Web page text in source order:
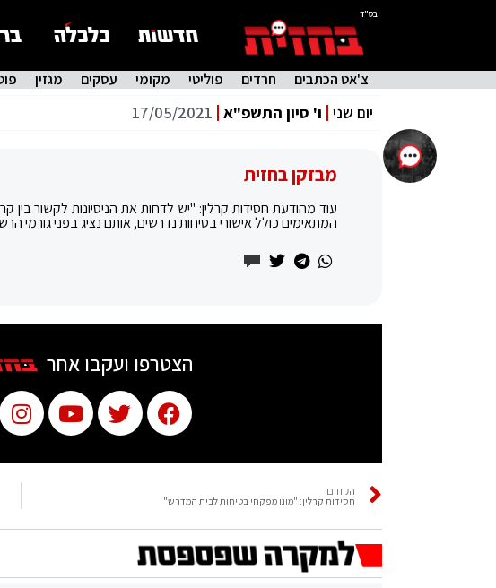
בס"ד
צ'אט הכתבים חרדים פוליטי מקומי עסקים מגזין
יום שני ו' סיון התשפ"א 17/05/2021
מבזקן בחזית
עוד מהודעת חסידות קרלין: "יש לדחות את הניסיונות לקשור בין
המתאימים כולל אישורי בטיחות נדרשים, אותם נציג בפני גורמי
הצטרפו ועקבו אחר
הקודם
חסידות קרלין: "מונו מפקחי בטיחות לבית המדרש"